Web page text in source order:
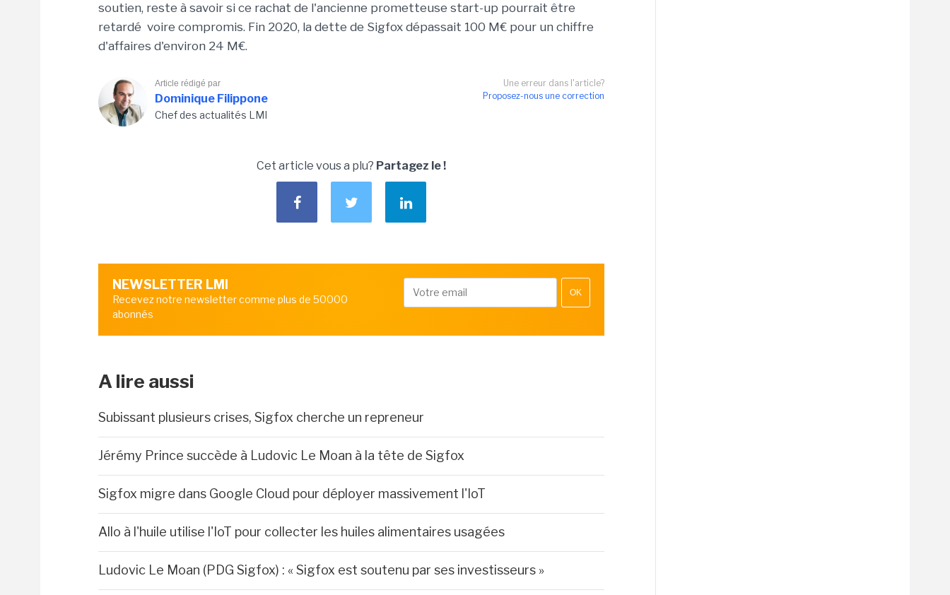
soutien, reste à savoir si ce rachat de l'ancienne prometteuse start-up pourrait être
retardé voire compromis. Fin 2020, la dette de Sigfox dépassait 100 M€ pour un chiffre
d'affaires d'environ 24 M€.
Une erreur dans l'article?
Proposez-nous une correction
Article rédigé par
Dominique Filippone
Chef des actualités LMI
Cet article vous a plu? Partagez le !
NEWSLETTER LMI
Recevez notre newsletter comme plus de 50000
abonnés
OK
A lire aussi
Subissant plusieurs crises, Sigfox cherche un repreneur
Jérémy Prince succède à Ludovic Le Moan à la tête de Sigfox
Sigfox migre dans Google Cloud pour déployer massivement l'IoT
Allo à l'huile utilise l'IoT pour collecter les huiles alimentaires usagées
Ludovic Le Moan (PDG Sigfox) : « Sigfox est soutenu par ses investisseurs »